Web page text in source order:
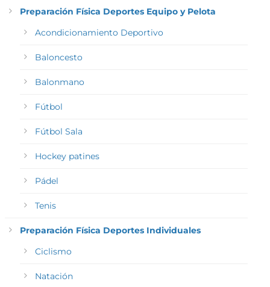
Preparación Física Deportes Equipo y Pelota
Acondicionamiento Deportivo
Baloncesto
Balonmano
Fútbol
Fútbol Sala
Hockey patines
Pádel
Tenis
Preparación Física Deportes Individuales
Ciclismo
Natación